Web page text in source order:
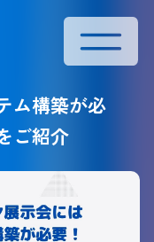
ム構築が必
ご紹介